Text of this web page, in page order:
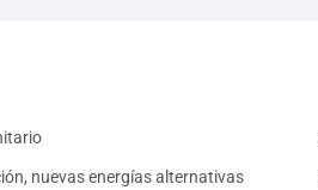
nuevas energías alternativas